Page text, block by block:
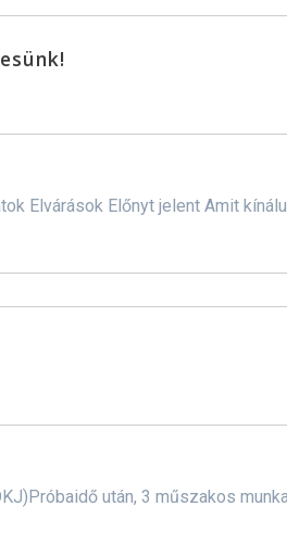
Elvárások Előnyt jelent Amit
után, 3 műszakos